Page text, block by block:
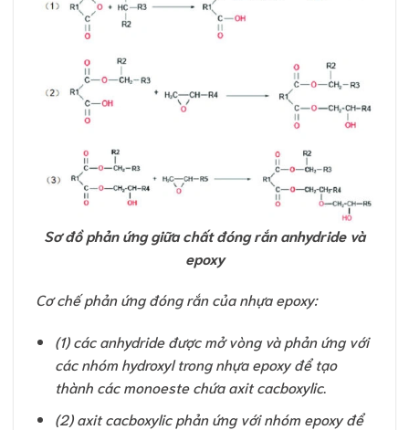
Sơ đồ phản ứng giữa chất đóng rắn anhydride và
epoxy
Cơ chế phản ứng đóng rắn của nhựa epoxy:
(1) các anhydride được mở vòng và phản ứng với
các nhóm hydroxyl trong nhựa epoxy để tạo
thành các monoeste chứa axit cacboxylic.
(2) axit cacboxylic phản ứng với nhóm epoxy để